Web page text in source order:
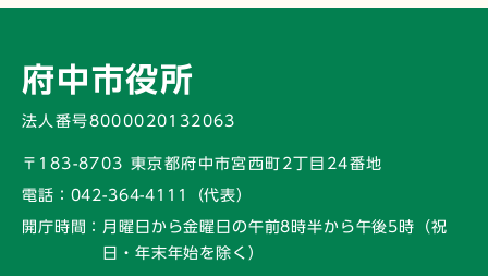
府中市役所
法人番号8000020132063
〒183-8703 東京都府中市宮西町2丁目24番地
電話： 042-364-4111（代表）
開庁時間： 月曜日から金曜日の午前8時半から午後5時 （祝
日・年末年始を除く）